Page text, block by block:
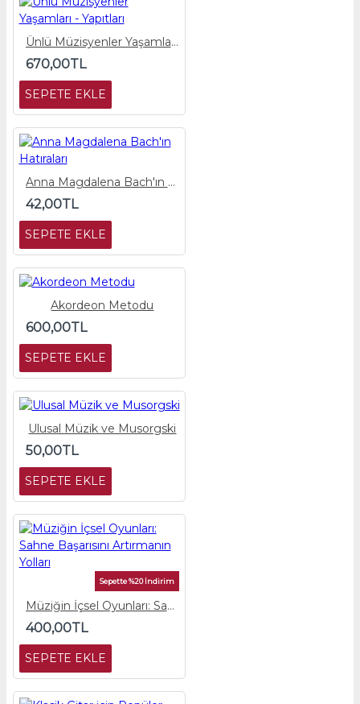
Ünlü Müzisyenler Yaşamları - Yapıtları
670,00TL
SEPETE EKLE
Anna Magdalena Bach'ın Hatıraları
42,00TL
SEPETE EKLE
Akordeon Metodu
600,00TL
SEPETE EKLE
Ulusal Müzik ve Musorgski
50,00TL
SEPETE EKLE
Sepette %20 İndirim
Müziğin İçsel Oyunları: Sahne Başarısını Artırmanın Yolları
400,00TL
SEPETE EKLE